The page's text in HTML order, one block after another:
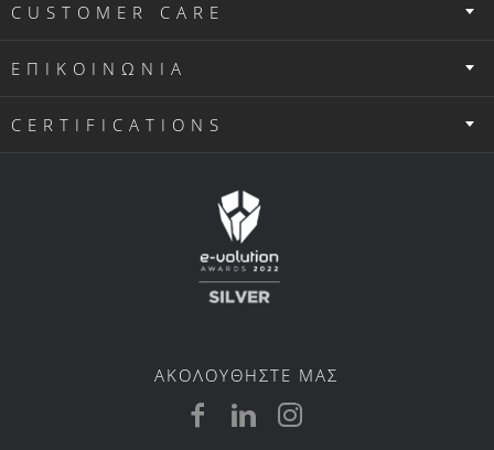
CUSTOMER CARE
ΕΠΙΚΟΙΝΩΝΙΑ
CERTIFICATIONS
ΑΚΟΛΟΥΘΗΣΤΕ ΜΑΣ